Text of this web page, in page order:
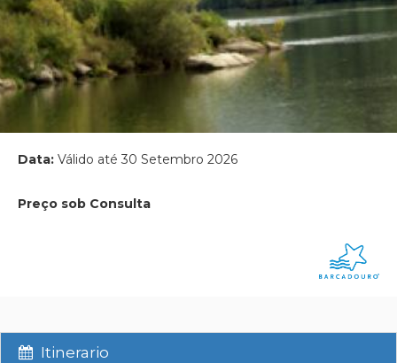
Data: Válido até 30 Setembro 2026
Preço sob Consulta
Itinerario